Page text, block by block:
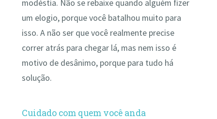
modéstia. Não se rebaixe quando alguém fizer
um elogio, porque você batalhou muito para
isso. A não ser que você realmente precise
correr atrás para chegar lá, mas nem isso é
motivo de desânimo, porque para tudo há
solução.
Cuidado com quem você anda